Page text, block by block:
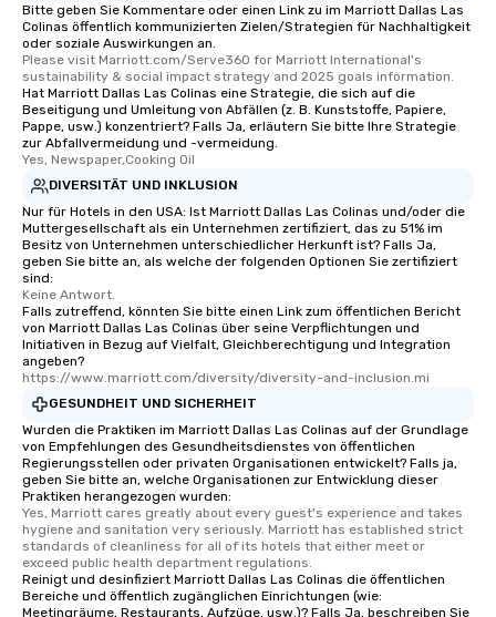
Bitte geben Sie Kommentare oder einen Link zu im Marriott Dallas Las
Colinas öffentlich kommunizierten Zielen/Strategien für Nachhaltigkeit
oder soziale Auswirkungen an.
Please visit Marriott.com/Serve360 for Marriott International's
sustainability & social impact strategy and 2025 goals information.
Hat Marriott Dallas Las Colinas eine Strategie, die sich auf die
Beseitigung und Umleitung von Abfällen (z. B. Kunststoffe, Papiere,
Pappe, usw.) konzentriert? Falls Ja, erläutern Sie bitte Ihre Strategie
zur Abfallvermeidung und -vermeidung.
Yes, Newspaper,Cooking Oil
DIVERSITÄT UND INKLUSION
Nur für Hotels in den USA: Ist Marriott Dallas Las Colinas und/oder die
Muttergesellschaft als ein Unternehmen zertifiziert, das zu 51% im
Besitz von Unternehmen unterschiedlicher Herkunft ist? Falls Ja,
geben Sie bitte an, als welche der folgenden Optionen Sie zertifiziert
sind:
Keine Antwort.
Falls zutreffend, könnten Sie bitte einen Link zum öffentlichen Bericht
von Marriott Dallas Las Colinas über seine Verpflichtungen und
Initiativen in Bezug auf Vielfalt, Gleichberechtigung und Integration
angeben?
https://www.marriott.com/diversity/diversity-and-inclusion.mi
GESUNDHEIT UND SICHERHEIT
Wurden die Praktiken im Marriott Dallas Las Colinas auf der Grundlage
von Empfehlungen des Gesundheitsdienstes von öffentlichen
Regierungsstellen oder privaten Organisationen entwickelt? Falls ja,
geben Sie bitte an, welche Organisationen zur Entwicklung dieser
Praktiken herangezogen wurden:
Yes, Marriott cares greatly about every guest's experience and takes
hygiene and sanitation very seriously. Marriott has established strict
standards of cleanliness for all of its hotels that either meet or
exceed public health department regulations.
Reinigt und desinfiziert Marriott Dallas Las Colinas die öffentlichen
Bereiche und öffentlich zugänglichen Einrichtungen (wie:
Meetingräume, Restaurants, Aufzüge, usw.)? Falls Ja, beschreiben Sie